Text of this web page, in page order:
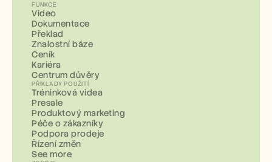
FUNKCE
Video
Dokumentace
Překlad
Znalostní báze
Ceník
Kariéra
Centrum důvěry
PŘÍKLADY POUŽITÍ
Tréninková videa
Presale
Produktový marketing
Péče o zákazníky
Podpora prodeje
Řízení změn
See more